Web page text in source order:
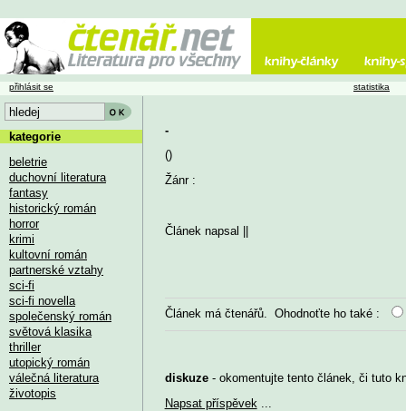
-
()
Žánr :
Článek napsal
Článek má čtenářů. Ohodnoťte ho také :
diskuze- okomentujte tento článek, či tuto
Napsat příspěvek
přihlásit se statistika
kategorie
beletrie
duchovní literatura
fantasy
historický román
horror
krimi
kultovní román
partnerské vztahy
sci-fi
sci-fi novella
společenský román
světová klasika
thriller
utopický román
válečná literatura
životopis